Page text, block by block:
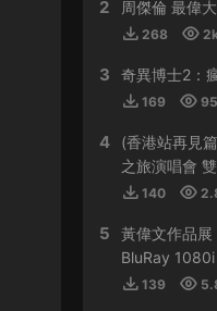
HY0768 •
來源：
容祖兒
Live 2023
509sdyfk •
這個真是太貴了
來源： 容祖兒
Live 2023
HJGZS • 2024-
2 周傑倫 最偉
268
3 奇異博士2：
169
4
(香港站再見
之旅演唱會
140
5
黃偉文作品
BluRay
139